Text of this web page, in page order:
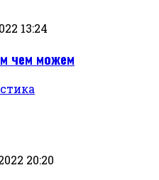
13:24
чем можем
20:20